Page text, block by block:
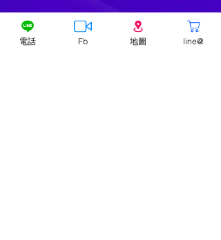
電話 Fb 地圖 line@